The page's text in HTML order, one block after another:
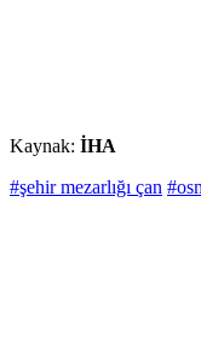
Kaynak: İHA
#şehir mezarlığı çan